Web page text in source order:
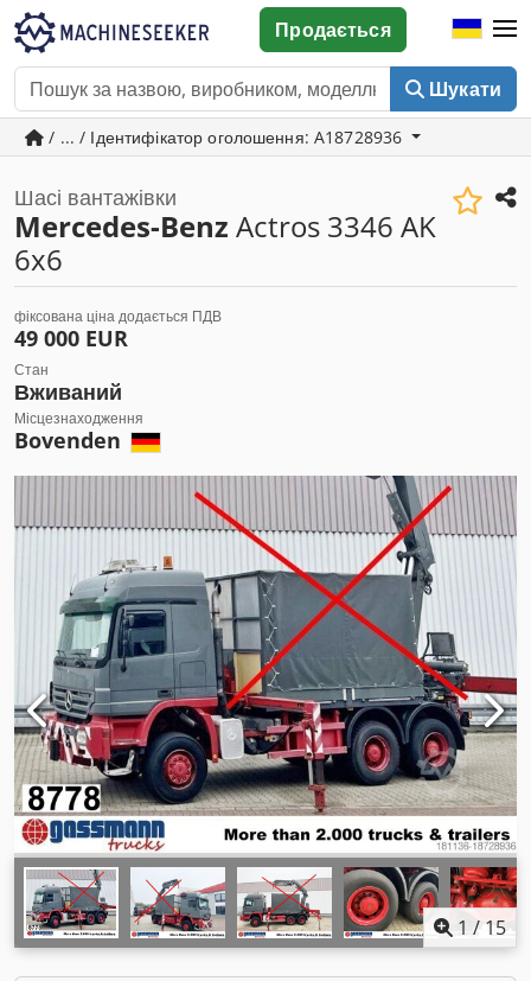
Шукати
Продається
/ ... / Ідентифікатор оголошення: A18728936
Шасі вантажівки
Mercedes-Benz Actros 3346 AK
6x6
фіксована ціна додається ПДВ
49 000 EUR
Стан
Вживаний
Місцезнаходження
Bovenden
1 / 15